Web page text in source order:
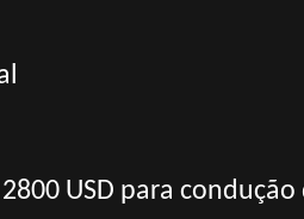
USD para